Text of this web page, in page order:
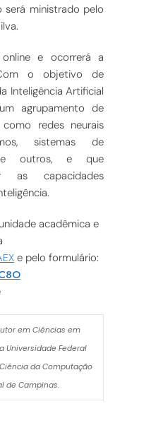
será ministrado pelo
e ocorrerá a
o objetivo de
Inteligência Artificial
agrupamento de
redes neurais
sistemas de
outros, e que
as capacidades
acadêmica e
e pelo formulário:
em Ciências em
Universidade Federal
da Computação
de Campinas.